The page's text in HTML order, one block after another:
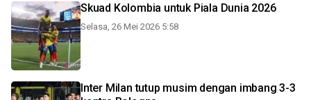
Skuad Kolombia untuk Piala Dunia 2026
Selasa, 26 Mei 2026 5:58
Inter Milan tutup musim dengan imbang 3-3